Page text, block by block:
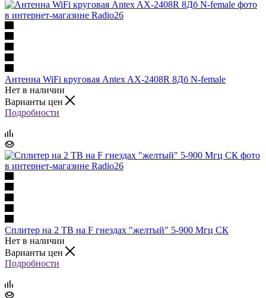
Антенна WiFi круговая Antex AX-2408R 8Дб N-female
Нет в наличии
Варианты цен
Подробности
Сплитер на 2 ТВ на F гнездах "желтый" 5-900 Мгц СК
Нет в наличии
Варианты цен
Подробности